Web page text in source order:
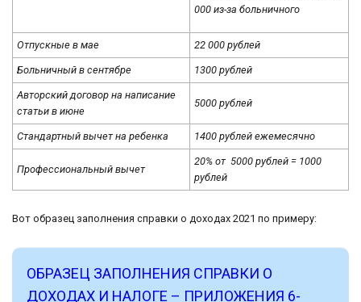
000 из-за больничного
Отпускные в мае 22 000 рублей
Больничный в сентябре 1300 рублей
Авторский договор на написание
статьи в июне
5000 рублей
Стандартный вычет на ребенка 1400 рублей ежемесячно
Профессиональный вычет
20% от 5000 рублей = 1000
рублей
Вот образец заполнения справки о доходах 2021 по примеру:
ОБРАЗЕЦ ЗАПОЛНЕНИЯ СПРАВКИ О
ДОХОДАХ И НАЛОГЕ – ПРИЛОЖЕНИЯ 6-